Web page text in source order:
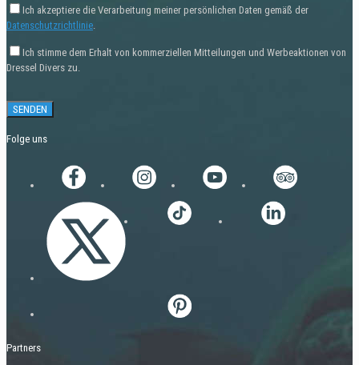
Ich akzeptiere die Verarbeitung meiner persönlichen Daten gemäß der
Datenschutzrichtlinie.
Ich stimme dem Erhalt von kommerziellen Mitteilungen und Werbeaktionen von
Dressel Divers zu.
Folge uns
Partners